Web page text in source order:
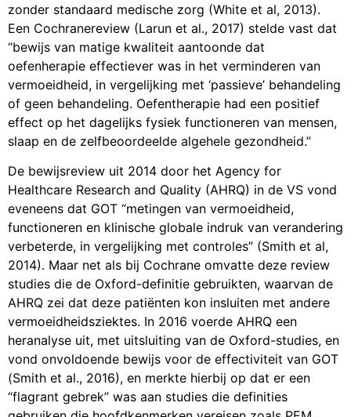
zonder standaard medische zorg (White et al, 2013).
Een Cochranereview (Larun et al., 2017) stelde vast dat
“bewijs van matige kwaliteit aantoonde dat
oefenherapie effectiever was in het verminderen van
vermoeidheid, in vergelijking met ‘passieve’ behandeling
of geen behandeling. Oefentherapie had een positief
effect op het dagelijks fysiek functioneren van mensen,
slaap en de zelfbeoordeelde algehele gezondheid.”
De bewijsreview uit 2014 door het Agency for
Healthcare Research and Quality (AHRQ) in de VS vond
eveneens dat GOT “metingen van vermoeidheid,
functioneren en klinische globale indruk van verandering
verbeterde, in vergelijking met controles” (Smith et al,
2014). Maar net als bij Cochrane omvatte deze review
studies die de Oxford-definitie gebruikten, waarvan de
AHRQ zei dat deze patiënten kon insluiten met andere
vermoeidheidsziektes. In 2016 voerde AHRQ een
heranalyse uit, met uitsluiting van de Oxford-studies, en
vond onvoldoende bewijs voor de effectiviteit van GOT
(Smith et al., 2016), en merkte hierbij op dat er een
“flagrant gebrek” was aan studies die definities